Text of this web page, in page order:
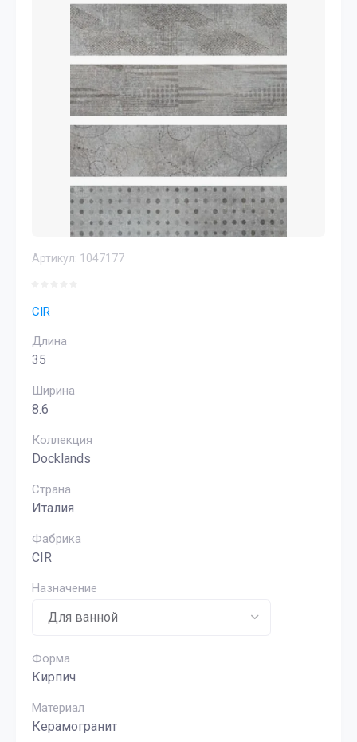
Артикул: 1047177
CIR
Длина
35
Ширина
8.6
Коллекция
Docklands
Страна
Италия
Фабрика
CIR
Назначение
Форма
Кирпич
Материал
Керамогранит